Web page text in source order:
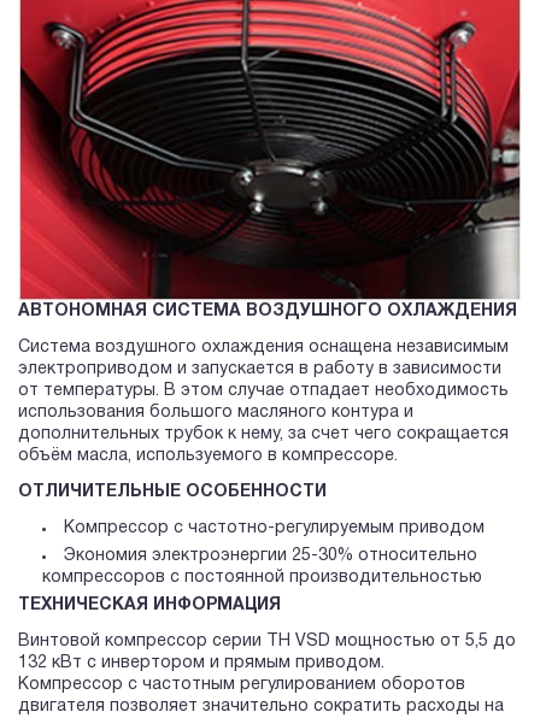
АВТОНОМНАЯ СИСТЕМА ВОЗДУШНОГО ОХЛАЖДЕНИЯ
Система воздушного охлаждения оснащена независимым
электроприводом и запускается в работу в зависимости
от температуры. В этом случае отпадает необходимость
использования большого масляного контура и
дополнительных трубок к нему, за счет чего сокращается
объём масла, используемого в компрессоре.
ОТЛИЧИТЕЛЬНЫЕ ОСОБЕННОСТИ
Компрессор с частотно-регулируемым приводом
Экономия электроэнергии 25-30% относительно
компрессоров с постоянной производительностью
ТЕХНИЧЕСКАЯ ИНФОРМАЦИЯ
Винтовой компрессор серии TH VSD мощностью от 5,5 до
132 кВт с инвертором и прямым приводом.
Компрессор с частотным регулированием оборотов
двигателя позволяет значительно сократить расходы на